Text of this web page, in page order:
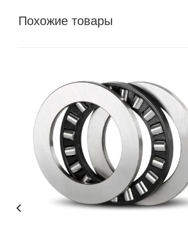
Похожие товары